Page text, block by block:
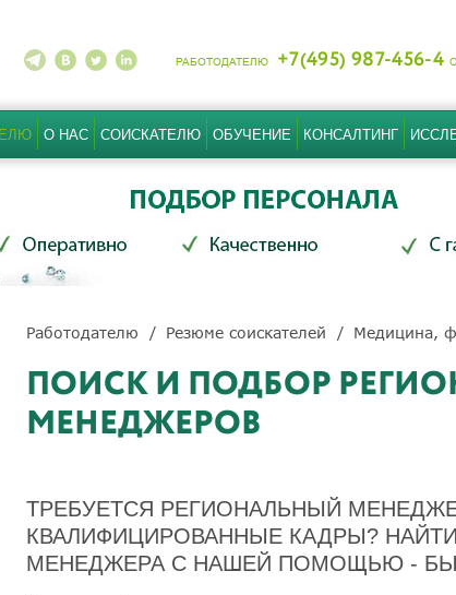
РАБОТОДАТЕЛЮ +7(495) 987-456-4
О НАС СОИСКАТЕЛЮ ОБУЧЕНИЕ КОНСАЛТИНГ
Работодателю Резюме соискателей Медицина,
ПОИСК И ПОДБОР
МЕНЕДЖЕРОВ
ТРЕБУЕТСЯ РЕГИОНАЛЬНЫЙ
КВАЛИФИЦИРОВАННЫЕ КАДРЫ?
МЕНЕДЖЕРА С НАШЕЙ ПОМОЩЬЮ -